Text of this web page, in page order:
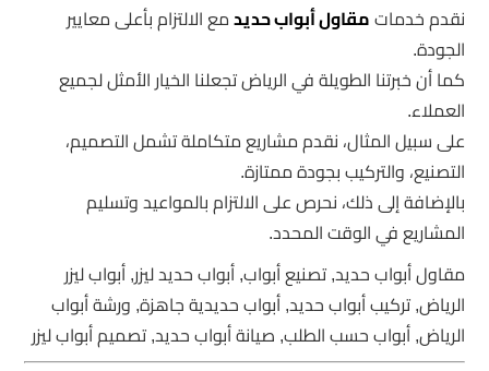
نقدم خدماتمقاول أبواب حديدمع الالتزام بأعلى معايير
الجودة.
كما أن خبرتنا الطويلة في الرياض تجعلنا الخيار الأمثل لجميع
العملاء.
على سبيل المثال، نقدم مشاريع متكاملة تشمل التصميم،
التصنيع، والتركيب بجودة ممتازة.
بالإضافة إلى ذلك، نحرص على الالتزام بالمواعيد وتسليم
المشاريع في الوقت المحدد.
مقاول أبواب حديد, تصنيع أبواب, أبواب حديد ليزر, أبواب ليزر
الرياض, تركيب أبواب حديد, أبواب حديدية جاهزة, ورشة أبواب
الرياض, أبواب حسب الطلب, صيانة أبواب حديد, تصميم أبواب ليزر